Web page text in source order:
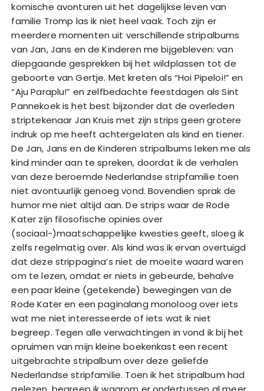
komische avonturen uit het dagelijkse leven van
familie Tromp las ik niet heel vaak. Toch zijn er
meerdere momenten uit verschillende stripalbums
van Jan, Jans en de Kinderen me bijgebleven: van
diepgaande gesprekken bij het wildplassen tot de
geboorte van Gertje. Met kreten als “Hoi Pipeloi!” en
“Aju Paraplu!” en zelfbedachte feestdagen als Sint
Pannekoek is het best bijzonder dat de overleden
striptekenaar Jan Kruis met zijn strips geen grotere
indruk op me heeft achtergelaten als kind en tiener.
De Jan, Jans en de Kinderen stripalbums leken me als
kind minder aan te spreken, doordat ik de verhalen
van deze beroemde Nederlandse stripfamilie toen
niet avontuurlijk genoeg vond. Bovendien sprak de
humor me niet altijd aan. De strips waar de Rode
Kater zijn filosofische opinies over
(sociaal-)maatschappelijke kwesties geeft, sloeg ik
zelfs regelmatig over. Als kind was ik ervan overtuigd
dat deze strippagina’s niet de moeite waard waren
om te lezen, omdat er niets in gebeurde, behalve
een paar kleine (getekende) bewegingen van de
Rode Kater en een paginalang monoloog over iets
wat me niet interesseerde of iets wat ik niet
begreep. Tegen alle verwachtingen in vond ik bij het
opruimen van mijn kleine boekenkast een recent
uitgebrachte stripalbum over deze geliefde
Nederlandse stripfamilie. Toen ik het stripalbum had